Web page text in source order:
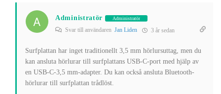
Administratör Administratör
Svar till användaren Jan Liden 3 år sedan
Surfplattan har inget traditionellt 3,5 mm hörlursuttag, men du
kan ansluta hörlurar till surfplattans USB-C-port med hjälp av
en USB-C-3,5 mm-adapter. Du kan också ansluta Bluetooth-
hörlurar till surfplattan trådlöst.